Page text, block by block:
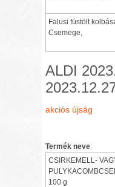
Falusi füstölt
Csemege,
ALDI
akciós újság
Termék neve
CSIRKEMELL-
100 g